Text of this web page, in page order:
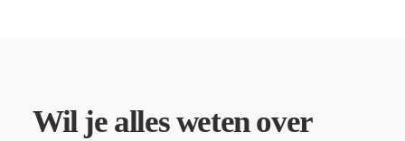
Wil je alles weten over